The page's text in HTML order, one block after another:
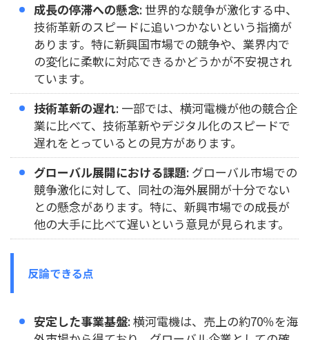
成長の停滞への懸念: 世界的な競争が激化する中、
技術革新のスピードに追いつかないという指摘が
あります。特に新興国市場での競争や、業界内で
の変化に柔軟に対応できるかどうかが不安視され
ています。
技術革新の遅れ: 一部では、横河電機が他の競合企
業に比べて、技術革新やデジタル化のスピードで
遅れをとっているとの見方があります。
グローバル展開における課題: グローバル市場での
競争激化に対して、同社の海外展開が十分でない
との懸念があります。特に、新興市場での成長が
他の大手に比べて遅いという意見が見られます。
反論できる点
安定した事業基盤: 横河電機は、売上の約70％を海